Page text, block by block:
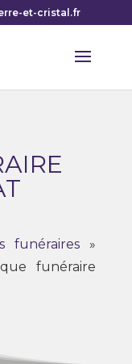
et-cristal.fr
funéraires »
funéraire